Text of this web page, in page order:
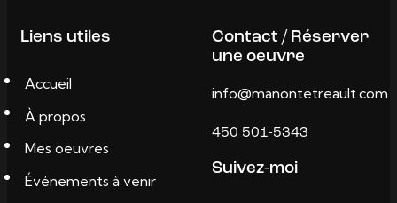
Liens utiles
Accueil
À propos
Mes oeuvres
Événements à venir
Contact / Réserver
une oeuvre
info@manontetreault.com
450 501-5343
Suivez-moi